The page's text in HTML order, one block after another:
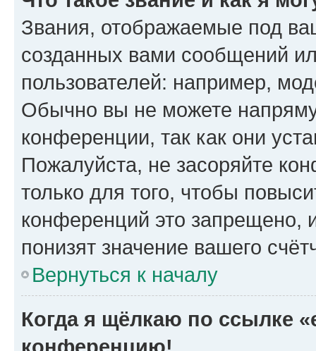
Звания, отображаемые под
созданных вами сообщений
пользователей: например,
Обычно вы не можете
конференции, так как они
Пожалуйста, не засоряйте
только для того, чтобы
конференций это запрещено,
понизят значение вашего
Вернуться к началу
Когда я щёлкаю по ссылке
конференцию!